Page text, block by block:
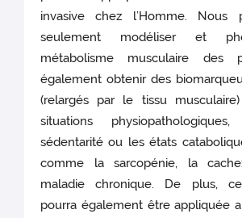
invasive chez l’Homme. Nous
seulement modéliser et
métabolisme musculaire des
également obtenir des
(relargés par le tissu
situations
sédentarité ou les états
comme la sarcopénie, la
maladie chronique. De plus,
pourra également être appliquée